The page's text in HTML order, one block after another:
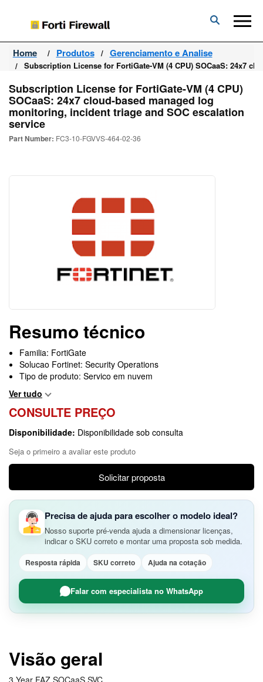
Forti
Firewall
Home Produtos Gerenciamento e Analise
Subscription License for FortiGate-VM (4 CPU) SOCaaS: 24x7
Subscription License for FortiGate-VM (4 CPU)
SOCaaS: 24x7 cloud-based managed log
monitoring, incident triage and SOC escalation
service
Part Number: FC3-10-FGVVS-464-02-36
Resumo técnico
Familia: FortiGate
Solucao Fortinet: Security Operations
Tipo de produto: Servico em nuvem
Ver tudo
CONSULTE PREÇO
Disponibilidade: Disponibilidade sob consulta
Seja o primeiro a avaliar este produto
Solicitar proposta
Precisa de ajuda para escolher o modelo ideal?
Nosso suporte pré-venda ajuda a dimensionar licenças,
indicar o SKU correto e montar uma proposta sob medida.
Resposta rápida SKU correto Ajuda na cotação
Falar com especialista no WhatsApp
Visão geral